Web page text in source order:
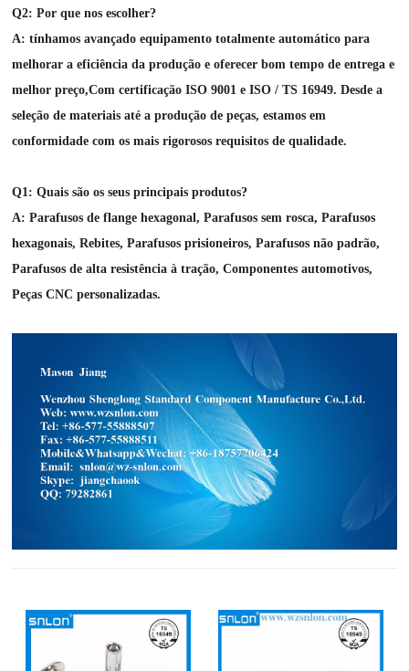
Q2: Por que nos escolher?
A: tínhamos avançado equipamento totalmente automático para
melhorar a eficiência da produção e oferecer bom tempo de entrega e
melhor preço,Com certificação ISO 9001 e ISO / TS 16949. Desde a
seleção de materiais até a produção de peças, estamos em
conformidade com os mais rigorosos requisitos de qualidade.
Q1: Quais são os seus principais produtos?
A: Parafusos de flange hexagonal, Parafusos sem rosca, Parafusos
hexagonais, Rebites, Parafusos prisioneiros, Parafusos não padrão,
Parafusos de alta resistência à tração, Componentes automotivos,
Peças CNC personalizadas.